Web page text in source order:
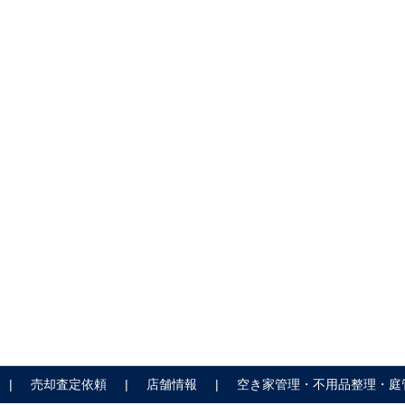
売却査定依頼 店舗情報 空き家管理・不用品整理・庭